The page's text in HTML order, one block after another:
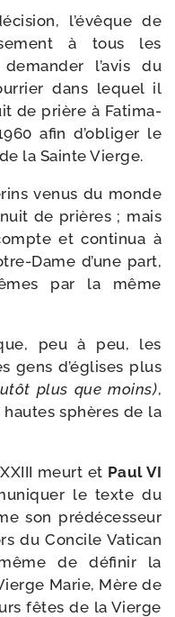
l’é­vêque de
à tous les
l’a­vis du
dans lequel il
de prière à Fatima-​
afin d’o­bli­ger le
la Sainte Vierge.
venus du monde
de prières ; mais
et conti­nua à
​Dame d’une part,
par la même
peu à peu, les
gens d’é­glises plus
plus que moins),
sphères de la
meurt et Paul VI
le texte du
son pré­dé­ces­seur
du Concile Vatican
de défi­nir la
Marie, Mère de
fêtes de la Vierge